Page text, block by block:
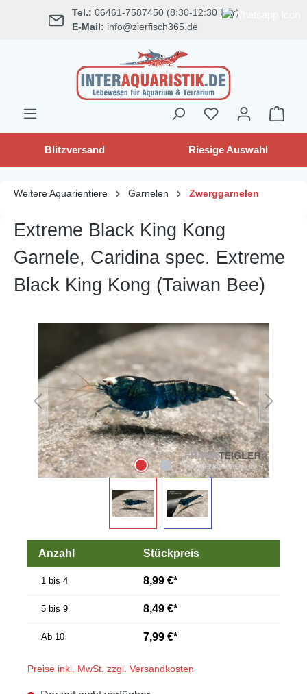
springen Tel.: 06461-7587450 (8:30-12:30 Uhr)
E-Mail: info@zierfisch365.de
Blitzversand Riesige Auswahl
Weitere Aquarientiere Garnelen Zwerggarnelen
Extreme Black King Kong
Garnele, Caridina spec. Extreme
Black King Kong (Taiwan Bee)
Bildergalerie überspringen
Anzahl Stückpreis
1 bis 4 8,99 €*
5 bis 9 8,49 €*
Ab 10 7,99 €*
Preise inkl. MwSt. zzgl. Versandkosten